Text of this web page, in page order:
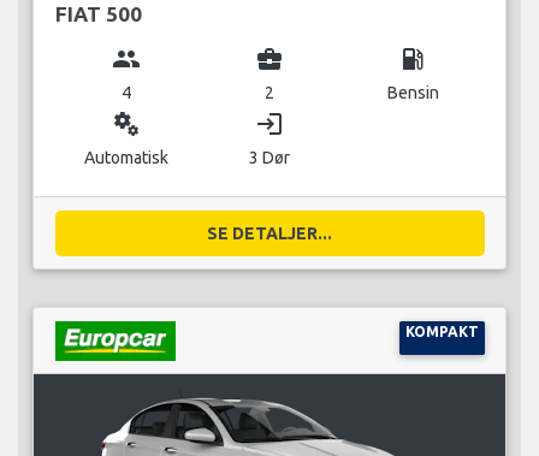
FIAT 500
group
4
business_center
2
local_gas_station
Bensin
miscellaneous_services
Automatisk
login
3 Dør
SE DETALJER...
KOMPAKT